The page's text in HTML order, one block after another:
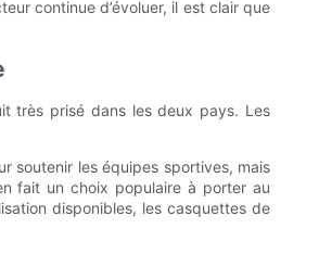
continue d’évoluer, il est clair que
très prisé dans les deux pays. Les
soutenir les équipes sportives, mais
fait un choix populaire à porter au
disponibles, les casquettes de